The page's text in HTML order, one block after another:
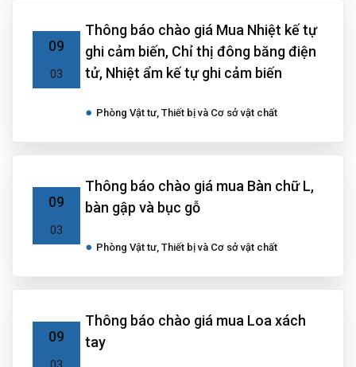
09
03
Thông báo chào giá Mua Nhiệt kế tự
ghi cảm biến, Chỉ thị đông băng điện
tử, Nhiệt ẩm kế tự ghi cảm biến
Phòng Vật tư, Thiết bị và Cơ sở vật chất
09
03
Thông báo chào giá mua Bàn chữ L,
bàn gập và bục gỗ
Phòng Vật tư, Thiết bị và Cơ sở vật chất
09
Thông báo chào giá mua Loa xách
tay